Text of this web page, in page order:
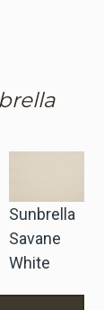
Sunbrella
Savane
White